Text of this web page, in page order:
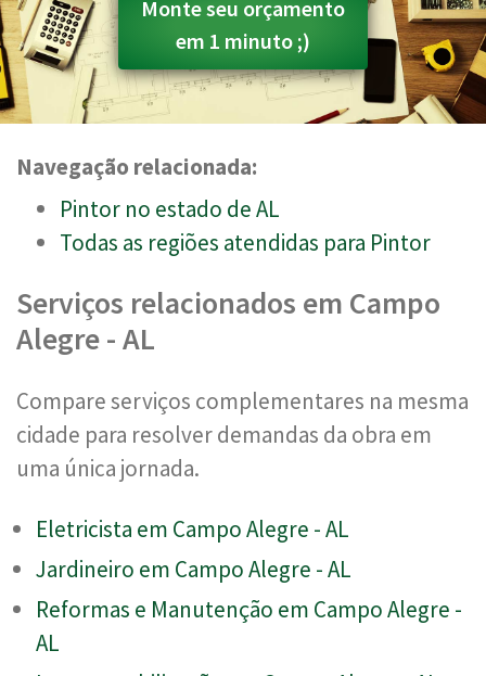
Monte seu orçamento
em 1 minuto ;)
Navegação relacionada:
Pintor no estado de AL
Todas as regiões atendidas para Pintor
Serviços relacionados em Campo
Alegre - AL
Compare serviços complementares na mesma
cidade para resolver demandas da obra em
uma única jornada.
Eletricista em Campo Alegre - AL
Jardineiro em Campo Alegre - AL
Reformas e Manutenção em Campo Alegre -
AL